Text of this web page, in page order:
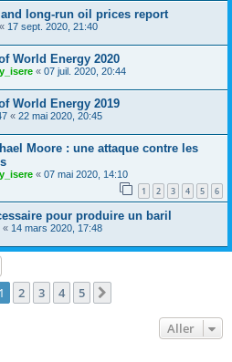
long-run oil prices report
« 17 sept. 2020, 21:40
World Energy 2020
« 07 juil. 2020, 20:44
World Energy 2019
« 22 mai 2020, 20:45
Moore : une attaque contre les
« 07 mai 2020, 14:10
1 2 3 4 5 6
pour produire un baril
« 14 mars 2020, 17:48
1 2 3 4 5
Aller